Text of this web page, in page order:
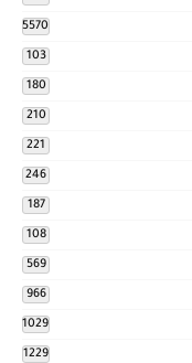
5570
103
180
210
221
246
187
108
569
966
1029
1229